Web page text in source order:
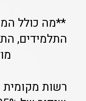
**מה כולל
התלמידים,
רשות